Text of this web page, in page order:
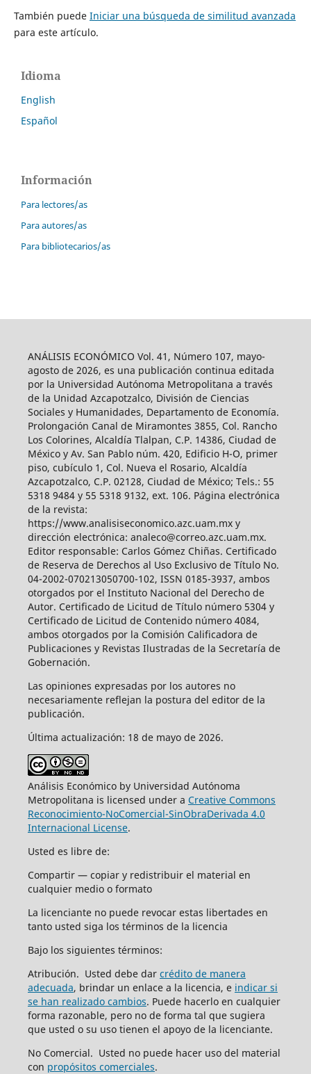
También puede Iniciar una búsqueda de similitud avanzada
para este artículo.
Idioma
English
Español
Información
Para lectores/as
Para autores/as
Para bibliotecarios/as
ANÁLISIS ECONÓMICO Vol. 41, Número 107, mayo-
agosto de 2026, es una publicación continua editada
por la Universidad Autónoma Metropolitana a través
de la Unidad Azcapotzalco, División de Ciencias
Sociales y Humanidades, Departamento de Economía.
Prolongación Canal de Miramontes 3855, Col. Rancho
Los Colorines, Alcaldía Tlalpan, C.P. 14386, Ciudad de
México y Av. San Pablo núm. 420, Edificio H-O, primer
piso, cubículo 1, Col. Nueva el Rosario, Alcaldía
Azcapotzalco, C.P. 02128, Ciudad de México; Tels.: 55
5318 9484 y 55 5318 9132, ext. 106. Página electrónica
de la revista:
https://www.analisiseconomico.azc.uam.mx y
dirección electrónica: analeco@correo.azc.uam.mx.
Editor responsable: Carlos Gómez Chiñas. Certificado
de Reserva de Derechos al Uso Exclusivo de Título No.
04-2002-070213050700-102, ISSN 0185-3937, ambos
otorgados por el Instituto Nacional del Derecho de
Autor. Certificado de Licitud de Título número 5304 y
Certificado de Licitud de Contenido número 4084,
ambos otorgados por la Comisión Calificadora de
Publicaciones y Revistas Ilustradas de la Secretaría de
Gobernación.
Las opiniones expresadas por los autores no
necesariamente reflejan la postura del editor de la
publicación.
Última actualización: 18 de mayo de 2026.
Análisis Económico by Universidad Autónoma
Metropolitana is licensed under a Creative Commons
Reconocimiento-NoComercial-SinObraDerivada 4.0
Internacional License.
Usted es libre de:
Compartir — copiar y redistribuir el material en
cualquier medio o formato
La licenciante no puede revocar estas libertades en
tanto usted siga los términos de la licencia
Bajo los siguientes términos:
Atribución. Usted debe dar crédito de manera
adecuada, brindar un enlace a la licencia, e indicar si
se han realizado cambios. Puede hacerlo en cualquier
forma razonable, pero no de forma tal que sugiera
que usted o su uso tienen el apoyo de la licenciante.
No Comercial. Usted no puede hacer uso del material
con propósitos comerciales.